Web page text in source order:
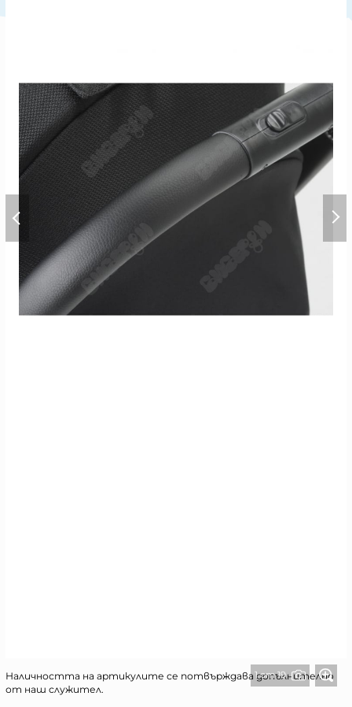
1 от 19
Наличността на артикулите се потвърждава допълнително
от наш служител.